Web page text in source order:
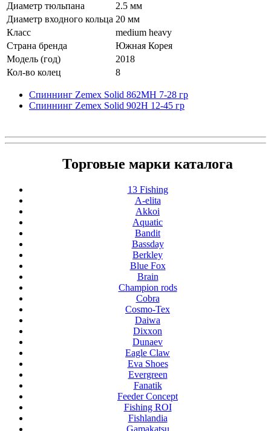
Диаметр тюльпана
2.5 мм
Диаметр входного кольца 20 мм
Класс
medium heavy
Страна бренда
Южная Корея
Модель (год)
2018
Кол-во колец
8
Спиннинг Zemex Solid 862MH 7-28 гр
Спиннинг Zemex Solid 902H 12-45 гр
Торговые марки каталога
13 Fishing
A-elita
Akkoi
Aquatic
Bandit
Bassday
Berkley
Blue Fox
Brain
Champion rods
Cobra
Cosmo-Tex
Daiwa
Dixxon
Dunaev
Eagle Claw
Eva Shoes
Evergreen
Fanatik
Feeder Concept
Fishing ROI
Fishlandia